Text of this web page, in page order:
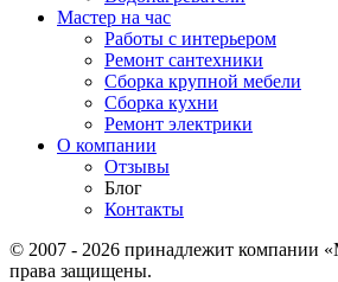
Мастер на час
Работы с интерьером
Ремонт сантехники
Сборка крупной мебели
Сборка кухни
Ремонт электрики
О компании
Отзывы
Блог
Контакты
© 2007 - 2026 принадлежит компании
права защищены.